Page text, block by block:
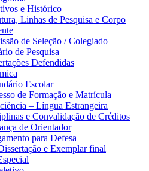
e Histórico
Linhas de Pesquisa e Corpo
de Seleção / Colegiado
de Pesquisa
Defendidas
Escolar
de Formação e Matrícula
– Língua Estrangeira
e Convalidação de Créditos
de Orientador
para Defesa
e Exemplar final